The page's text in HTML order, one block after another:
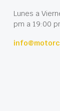
Lunes a
pm a 19:00